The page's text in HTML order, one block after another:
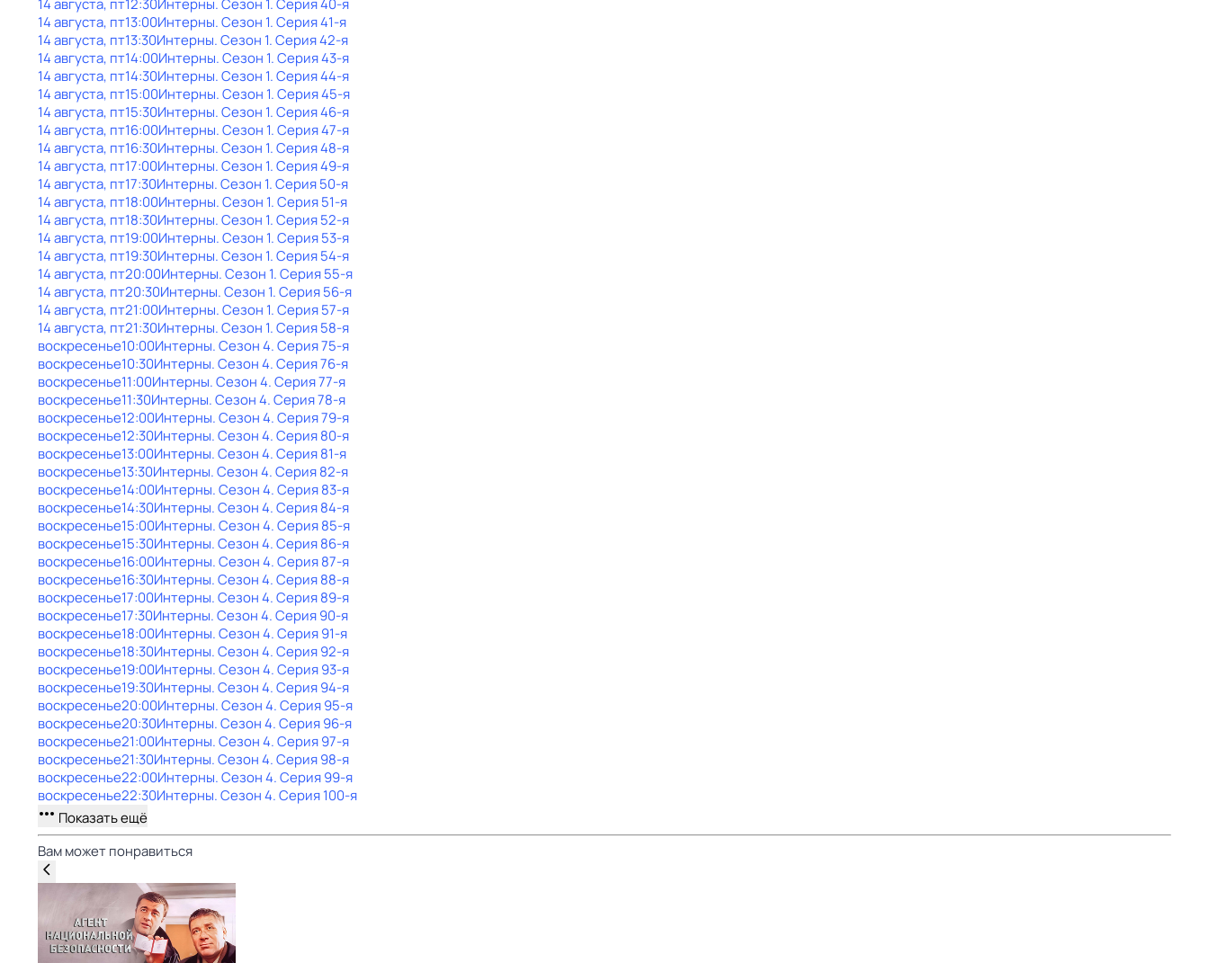
14 августа, пт12:30Интерны. Сезон 1. Серия 40-я
14 августа, пт13:00Интерны. Сезон 1. Серия 41-я
14 августа, пт13:30Интерны. Сезон 1. Серия 42-я
14 августа, пт14:00Интерны. Сезон 1. Серия 43-я
14 августа, пт14:30Интерны. Сезон 1. Серия 44-я
14 августа, пт15:00Интерны. Сезон 1. Серия 45-я
14 августа, пт15:30Интерны. Сезон 1. Серия 46-я
14 августа, пт16:00Интерны. Сезон 1. Серия 47-я
14 августа, пт16:30Интерны. Сезон 1. Серия 48-я
14 августа, пт17:00Интерны. Сезон 1. Серия 49-я
14 августа, пт17:30Интерны. Сезон 1. Серия 50-я
14 августа, пт18:00Интерны. Сезон 1. Серия 51-я
14 августа, пт18:30Интерны. Сезон 1. Серия 52-я
14 августа, пт19:00Интерны. Сезон 1. Серия 53-я
14 августа, пт19:30Интерны. Сезон 1. Серия 54-я
14 августа, пт20:00Интерны. Сезон 1. Серия 55-я
14 августа, пт20:30Интерны. Сезон 1. Серия 56-я
14 августа, пт21:00Интерны. Сезон 1. Серия 57-я
14 августа, пт21:30Интерны. Сезон 1. Серия 58-я
воскресенье10:00Интерны. Сезон 4. Серия 75-я
воскресенье10:30Интерны. Сезон 4. Серия 76-я
воскресенье11:00Интерны. Сезон 4. Серия 77-я
воскресенье11:30Интерны. Сезон 4. Серия 78-я
воскресенье12:00Интерны. Сезон 4. Серия 79-я
воскресенье12:30Интерны. Сезон 4. Серия 80-я
воскресенье13:00Интерны. Сезон 4. Серия 81-я
воскресенье13:30Интерны. Сезон 4. Серия 82-я
воскресенье14:00Интерны. Сезон 4. Серия 83-я
воскресенье14:30Интерны. Сезон 4. Серия 84-я
воскресенье15:00Интерны. Сезон 4. Серия 85-я
воскресенье15:30Интерны. Сезон 4. Серия 86-я
воскресенье16:00Интерны. Сезон 4. Серия 87-я
воскресенье16:30Интерны. Сезон 4. Серия 88-я
воскресенье17:00Интерны. Сезон 4. Серия 89-я
воскресенье17:30Интерны. Сезон 4. Серия 90-я
воскресенье18:00Интерны. Сезон 4. Серия 91-я
воскресенье18:30Интерны. Сезон 4. Серия 92-я
воскресенье19:00Интерны. Сезон 4. Серия 93-я
воскресенье19:30Интерны. Сезон 4. Серия 94-я
воскресенье20:00Интерны. Сезон 4. Серия 95-я
воскресенье20:30Интерны. Сезон 4. Серия 96-я
воскресенье21:00Интерны. Сезон 4. Серия 97-я
воскресенье21:30Интерны. Сезон 4. Серия 98-я
воскресенье22:00Интерны. Сезон 4. Серия 99-я
воскресенье22:30Интерны. Сезон 4. Серия 100-я
Показать ещё
Вам может понравиться